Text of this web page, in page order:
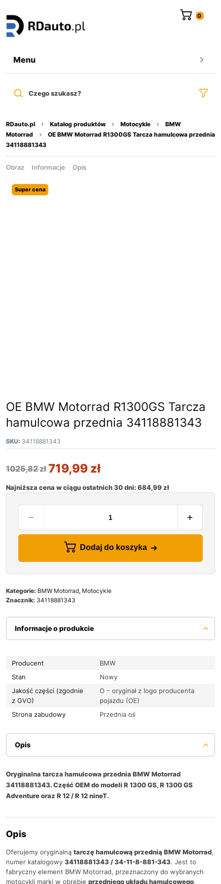
Menu
Czego szukasz?
RDauto.pl Katalog produktów Motocykle
BMW
Motorrad
OE BMW Motorrad R1300GS Tarcza hamulcowa przednia
34118881343
Obraz Informacje Opis
Super cena
OE BMW Motorrad R1300GS Tarcza
hamulcowa przednia 34118881343
SKU: 34118881343
1025,82zł 719,99 zł
Najniższa cena w ciągu ostatnich 30 dni: 684,99zł
Dodaj do koszyka
Kategorie: BMW Motorrad, Motocykle
Znacznik: 34118881343
Informacje o produkcie
Producent
BMW
Stan
Nowy
Jakość części (zgodnie
z GVO)
O – oryginał z logo producenta
pojazdu (OE)
Strona zabudowy
Przednia oś
Opis
Oryginalna tarcza hamulcowa przednia BMW Motorrad
34118881343. Część OEM do modeli R 1300 GS, R 1300 GS
Adventure oraz R 12 / R 12 nineT.
Opis
Oferujemy oryginalną tarczę hamulcową przednią BMW Motorrad,
numer katalogowy 34118881343 / 34-11-8-881-343. Jest to
fabryczny element BMW Motorrad, przeznaczony do wybranych
motocykli marki w obrębie przedniego układu hamulcowego.